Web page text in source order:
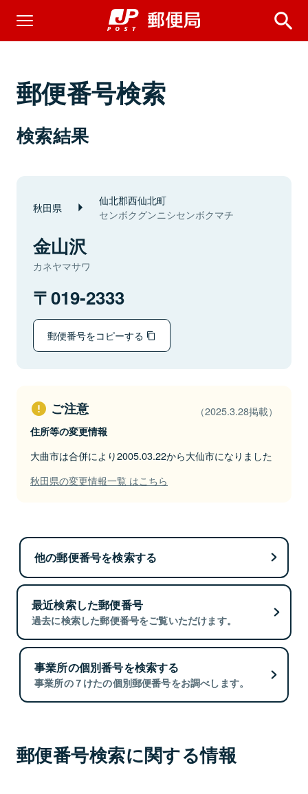
郵便番号検索
検索結果
秋田県 仙北郡西仙北町
センボクグンニシセンボクマチ
金山沢
カネヤマサワ
019-2333
郵便番号をコピーする
ご注意 （2025.3.28掲載）
住所等の変更情報
大曲市は合併により2005.03.22から大仙市になりました
秋田県の変更情報一覧 はこちら
他の郵便番号を検索する
最近検索した郵便番号
過去に検索した郵便番号をご覧いただけます。
事業所の個別番号を検索する
事業所の７けたの個別郵便番号をお調べします。
郵便番号検索に関する情報